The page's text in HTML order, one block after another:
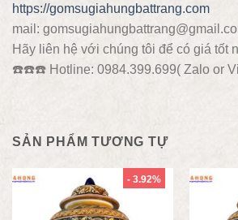
https://gomsugiahungbattrang.com
mail:
Hãy liên hệ với chúng tôi để có giá tốt
☎️☎️☎️ Hotline: 0984.399.699( Zalo or
SẢN PHẨM TƯƠNG TỰ
- 3.92%